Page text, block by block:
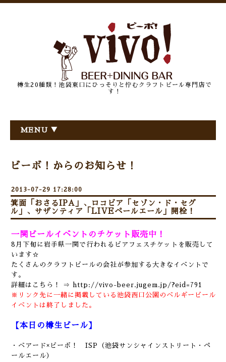
樽生20種類！池袋東口にひっそりと佇むクラフトビール専門店で
す！
MENU ▼
ビーボ！からのお知らせ！
2013-07-29 17:28:00
箕面「おさるIPA」、ロコビア「セゾン・ド・セグ
ル」、サザンティア「LIVEペールエール」開栓！
一関ビールイベントのチケット販売中！
8月下旬に岩手県一関で行われるビアフェスチケットを販売して
います☆
たくさんのクラフトビールの会社が参加する大きなイベントで
す。
詳細はこちら！ ⇒
http://vivo-beer.jugem.jp/?eid=791
※リンク先に一緒に掲載している池袋西口公園のベルギービール
イベントは終了しました。
【本日の樽生ビール】
・ベアード×ビーボ！ ISP（池袋サンシャインストリート・ペ
ールエール）